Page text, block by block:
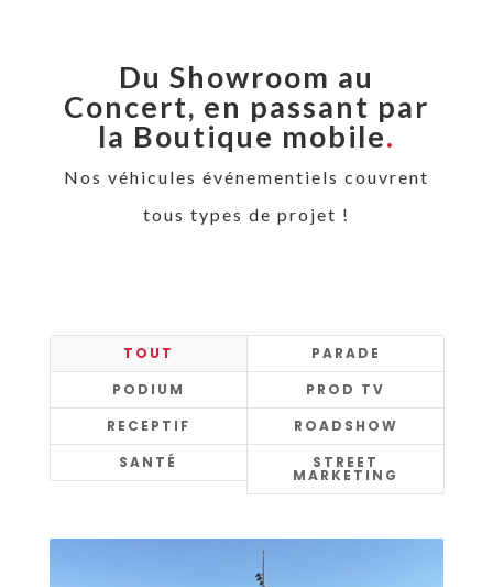
Du Showroom au
Concert, en passant par
la Boutique mobile.
Nos véhicules événementiels couvrent
tous types de projet !
TOUT
PARADE
PODIUM
PROD TV
RECEPTIF
ROADSHOW
SANTÉ
STREET
MARKETING